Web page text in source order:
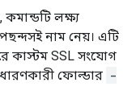
লক্ষ্য
নাম নেয়। এটি
কাস্টম SSL সংযোগ
ধারণকারী ফোল্ডার -